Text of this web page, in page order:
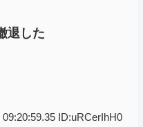
退した
09:20:59.35 ID:uRCerIhH0